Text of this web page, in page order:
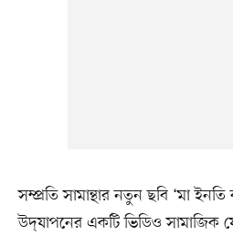
সম্প্রতি সামান্থার নতুন ছবি ‘মা
উদ্‌যাপনের একটি ভিডিও সামাজিক